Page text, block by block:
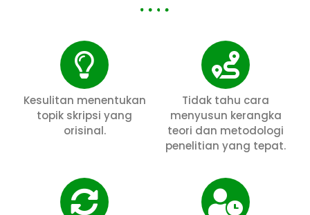
Kesulitan menentukan
topik skripsi yang
orisinal.
Tidak tahu cara
menyusun kerangka
teori dan metodologi
penelitian yang tepat.